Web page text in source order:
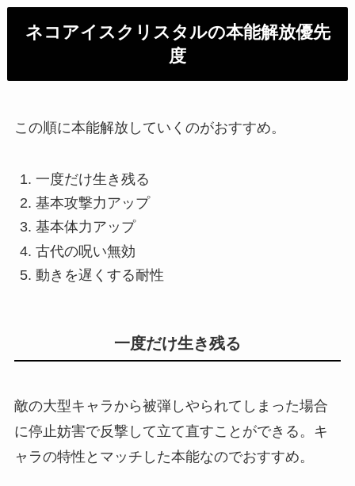
ネコアイスクリスタルの本能解放優先
度
この順に本能解放していくのがおすすめ。
一度だけ生き残る
基本攻撃力アップ
基本体力アップ
古代の呪い無効
動きを遅くする耐性
一度だけ生き残る
敵の大型キャラから被弾しやられてしまった場合
に停止妨害で反撃して立て直すことができる。キ
ャラの特性とマッチした本能なのでおすすめ。